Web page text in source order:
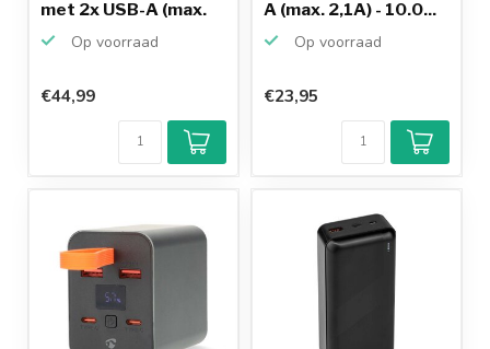
met 2x USB-A (max.
Op voorraad
€44,99
A (max. 2,1A) - 10.0...
Op voorraad
Klantenbeoordeling
9,2/10
Achteraf
betalen mogelijk
€23,95